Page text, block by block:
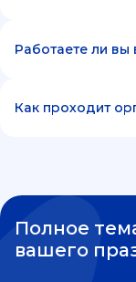
Работаете ли вы
Как проходит
Полное
вашего